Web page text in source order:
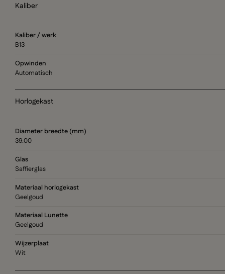
Kaliber
Kaliber / werk
B13
Opwinden
Automatisch
Horlogekast
Diameter breedte (mm)
39.00
Glas
Saffierglas
Materiaal horlogekast
Geelgoud
Materiaal Lunette
Geelgoud
Wijzerplaat
Wit